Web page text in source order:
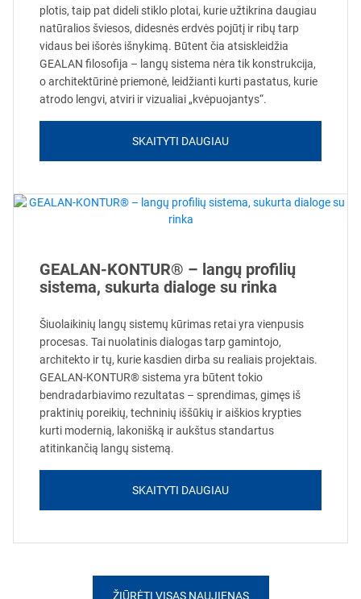
plotis, taip pat dideli stiklo plotai, kurie užtikrina daugiau
natūralios šviesos, didesnės erdvės pojūtį ir ribų tarp
vidaus bei išorės išnykimą. Būtent čia atsiskleidžia
GEALAN filosofija – langų sistema nėra tik konstrukcija,
o architektūrinė priemonė, leidžianti kurti pastatus, kurie
atrodo lengvi, atviri ir vizualiai „kvėpuojantys“.
SKAITYTI DAUGIAU
GEALAN-KONTUR® – langų profilių
sistema, sukurta dialoge su rinka
Šiuolaikinių langų sistemų kūrimas retai yra vienpusis
procesas. Tai nuolatinis dialogas tarp gamintojo,
architekto ir tų, kurie kasdien dirba su realiais projektais.
GEALAN-KONTUR® sistema yra būtent tokio
bendradarbiavimo rezultatas – sprendimas, gimęs iš
praktinių poreikių, techninių iššūkių ir aiškios krypties
kurti modernią, lakonišką ir aukštus standartus
atitinkančią langų sistemą.
SKAITYTI DAUGIAU
ŽIŪRĖTI VISAS NAUJIENAS